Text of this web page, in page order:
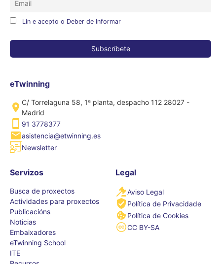
Lin e acepto o Deber de Informar
eTwinning
C/ Torrelaguna 58, 1ª planta, despacho 112 28027 -
Madrid
91 3778377
asistencia@etwinning.es
Newsletter
Servizos
Busca de proxectos
Actividades para proxectos
Publicacións
Noticias
Embaixadores
eTwinning School
ITE
Legal
Aviso Legal
Política de Privacidade
Política de Cookies
CC BY-SA